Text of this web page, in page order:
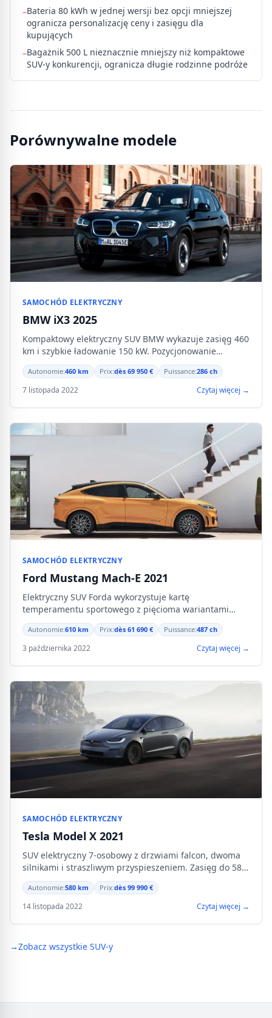
–Bateria 80 kWh w jednej wersji bez opcji mniejszej
ogranicza personalizację ceny i zasięgu dla
kupujących
–Bagażnik 500 L nieznacznie mniejszy niż kompaktowe
SUV-y konkurencji, ogranicza długie rodzinne podróże
Porównywalne modele
SAMOCHÓD ELEKTRYCZNY
BMW iX3 2025
Kompaktowy elektryczny SUV BMW wykazuje zasięg 460
km i szybkie ładowanie 150 kW. Pozycjonowanie
premium wobec konkurencji niemieckiej.
Autonomie:460 km Prix:dès 69 950 € Puissance:286 ch
7 listopada 2022 Czytaj więcej →
SAMOCHÓD ELEKTRYCZNY
Ford Mustang Mach-E 2021
Elektryczny SUV Forda wykorzystuje kartę
temperamentu sportowego z pięcioma wariantami
mocy i autonomią do 610 km.
Autonomie:610 km Prix:dès 61 690 € Puissance:487 ch
3 października 2022 Czytaj więcej →
SAMOCHÓD ELEKTRYCZNY
Tesla Model X 2021
SUV elektryczny 7-osobowy z drzwiami falcon, dwoma
silnikami i straszliwym przyspieszeniem. Zasięg do 580
km.
Autonomie:580 km Prix:dès 99 990 €
14 listopada 2022 Czytaj więcej →
→Zobacz wszystkie SUV-y